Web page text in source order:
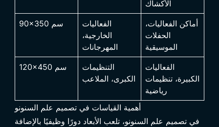
الأكشاك
90×350 سم
الفعاليات
الخارجية،
المهرجانات
أماكن الفعاليات،
الحفلات
الموسيقية
120×450 سم
التنظيمات
الكبرى، الملاعب
الفعاليات
الكبيرة، تنظيمات
رياضية
أهمية القياسات في تصميم علم السنونو
في تصميم علم السنونو، تلعب الأبعاد دورًا وظيفيًا بالإضافة